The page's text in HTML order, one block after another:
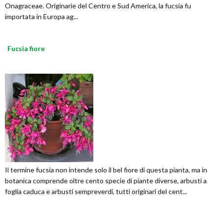
Onagraceae. Originarie del Centro e Sud America, la fucsia fu
importata in Europa ag...
Fucsia fiore
Il termine fucsia non intende solo il bel fiore di questa pianta, ma in
botanica comprende oltre cento specie di piante diverse, arbusti a
foglia caduca e arbusti sempreverdi, tutti originari del cent...